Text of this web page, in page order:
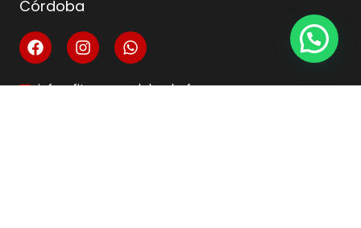
Córdoba
info@fitnesscordoba-bzf.es